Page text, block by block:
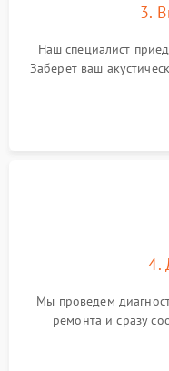
3.
Наш специалист
Заберет ваш
4.
Мы проведем
ремонта и сразу